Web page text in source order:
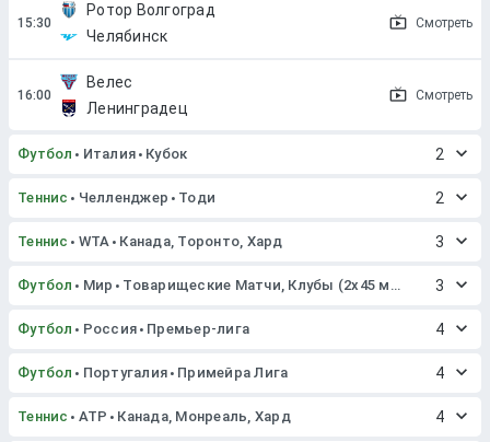
Ротор Волгоград
Челябинск
Смотреть
Велес
Ленинградец
Смотреть
Футбол Италия Кубок 2
Теннис Челленджер Тоди 2
Теннис WTA Канада, Торонто, Хард 3
Футбол Мир Товарищеские Матчи, Клубы (2x45 мин. или 2x40 мин.) 3
Футбол Россия Премьер-лига 4
Футбол Португалия Примейра Лига 4
Теннис ATP Канада, Монреаль, Хард 4